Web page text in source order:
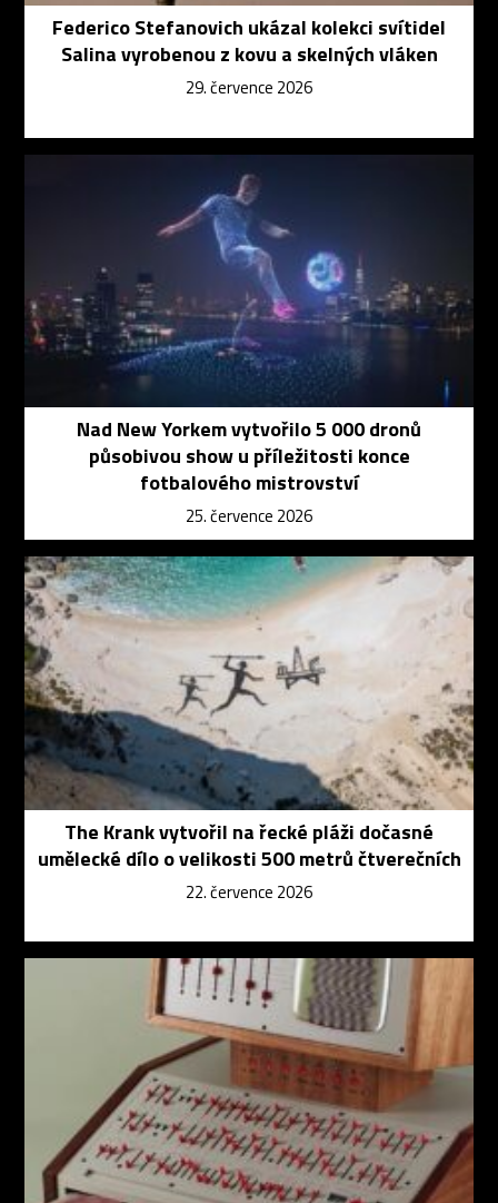
Federico Stefanovich ukázal kolekci svítidel
Salina vyrobenou z kovu a skelných vláken
29. července 2026
Nad New Yorkem vytvořilo 5 000 dronů
působivou show u příležitosti konce
fotbalového mistrovství
25. července 2026
The Krank vytvořil na řecké pláži dočasné
umělecké dílo o velikosti 500 metrů čtverečních
22. července 2026